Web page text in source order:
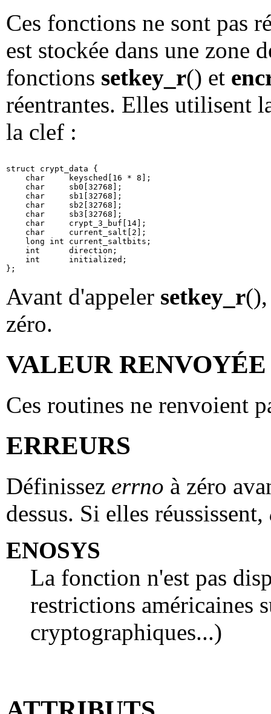
Ces fonctions ne sont pas
est stockée dans une zone
fonctions setkey_r() et
réentrantes. Elles utilisent
la clef :
struct crypt_data {
    char     keysched[16 * 8];
    char     sb0[32768];
    char     sb1[32768];
    char     sb2[32768];
    char     sb3[32768];
    char     crypt_3_buf[14];
    char     current_salt[2];
    long int current_saltbits;
    int      direction;
    int      initialized;
Avant d'appeler setkey_r
zéro.
VALEUR RENVOYÉE
Ces routines ne renvoient
ERREURS
Définissez errno à zéro
dessus. Si elles réussissent,
ENOSYS
La fonction n'est pas
restrictions américaines
cryptographiques...)